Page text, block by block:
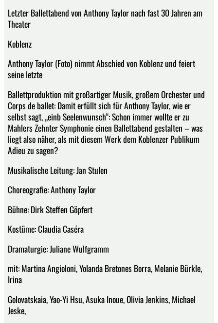
Letzter Ballettabend von Anthony Taylor nach fast 30 Jahren am
Theater
Koblenz
Anthony Taylor (Foto) nimmt Abschied von Koblenz und feiert
seine letzte
Ballettproduktion mit großartiger Musik, großem Orchester und
Corps de ballet: Damit erfüllt sich für Anthony Taylor, wie er
selbst sagt, „einb Seelenwunsch“: Schon immer wollte er zu
Mahlers Zehnter Symphonie einen Ballettabend gestalten – was
liegt also näher, als mit diesem Werk dem Koblenzer Publikum
Adieu zu sagen?
Musikalische Leitung: Jan Stulen
Choreografie: Anthony Taylor
Bühne: Dirk Steffen Göpfert
Kostüme: Claudia Caséra
Dramaturgie: Juliane Wulfgramm
mit: Martina Angioloni, Yolanda Bretones Borra, Melanie Bürkle,
Irina
Golovatskaia, Yao-Yi Hsu, Asuka Inoue, Olivia Jenkins, Michael
Jeske,